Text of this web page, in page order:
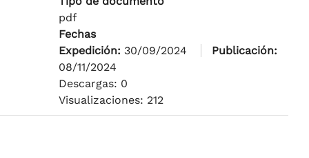
pdf
Fechas
Expedición: 30/09/2024
Publicación:
08/11/2024
Descargas: 0
Visualizaciones: 212